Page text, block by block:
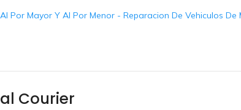
Por Mayor Y Al Por Menor - Reparacion De Vehiculos De
Courier